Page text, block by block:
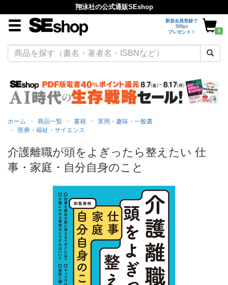
翔泳社の公式通販SEshop
新規会員登録で
500pt
プレゼント！
0
ホーム 商品一覧 書籍
実用・趣味・一般書
医療・福祉・サイエンス
介護離職が頭をよぎったら整えたい 仕
事・家庭・自分自身のこと